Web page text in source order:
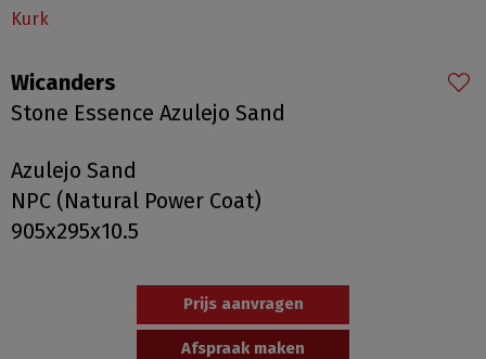
Kurk
Wicanders
Stone Essence Azulejo Sand
Azulejo Sand
NPC (Natural Power Coat)
905x295x10.5
Prijs aanvragen
Afspraak maken